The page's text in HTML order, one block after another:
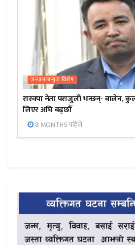
जनप्रभाबन्युज विशेष
रास्वपा नेता पराजुली भन्छन्- बालेन,
लिएर अघि बढ्छौँ
8 MONTHS पहिले